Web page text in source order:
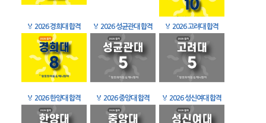
🏅 2026 경희대 합격 🏅 2026 성균관대 합격 🏅 2026 고려대 합격
🏅 2026 한양대 합격 🏅 2026 중앙대 합격 🏅 2026 성신여대 합격